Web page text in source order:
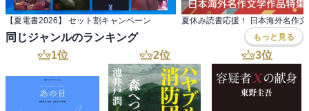
【夏電書2026】 セット割キャンペーン 夏休み読書応援！ 日本海外名作
同じジャンルのランキング もっと見る
1位 2位 3位